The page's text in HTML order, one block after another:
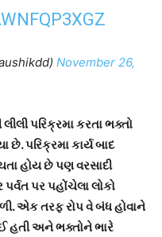
November 26,
પરિક્રમા કરતા ભક્તો
પરિક્રમા કાર્ય બાદ
હોય છે પણ વરસાદી
પર પહોંચેલા લોકો
એક તરફ રોપ વે બંધ હોવાને
હતી અને ભક્તોને ભારે